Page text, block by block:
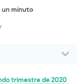
un minuto
trimestre de 2020